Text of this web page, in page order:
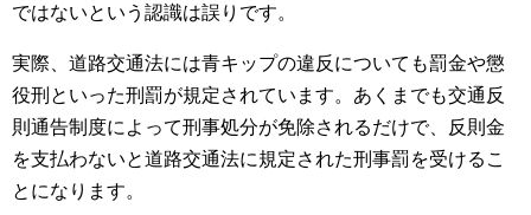
ではないという認識は誤りです。
実際、道路交通法には青キップの違反についても罰金や懲
役刑といった刑罰が規定されています。あくまでも交通反
則通告制度によって刑事処分が免除されるだけで、反則金
を支払わないと道路交通法に規定された刑事罰を受けるこ
とになります。